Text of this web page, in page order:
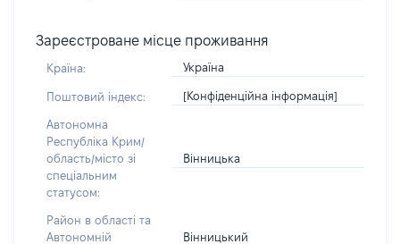
Зареєстроване місце проживання
Країна: Україна
Поштовий індекс: [Конфіденційна інформація]
Автономна
Республіка Крим/
область/місто зі
спеціальним
статусом:
Вінницька
Район в області та
Автономній
Вінницький